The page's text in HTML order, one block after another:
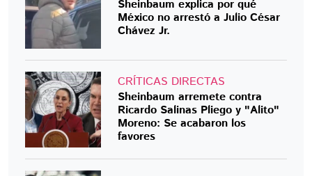
Sheinbaum explica por qué
México no arrestó a Julio César
Chávez Jr.
CRÍTICAS DIRECTAS
Sheinbaum arremete contra
Ricardo Salinas Pliego y "Alito"
Moreno: Se acabaron los
favores